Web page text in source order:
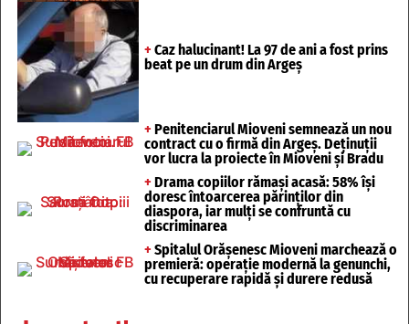
+ Caz halucinant! La 97 de ani a fost prins
beat pe un drum din Argeș
+ Penitenciarul Mioveni semnează un nou
contract cu o firmă din Argeș. Deținuții
vor lucra la proiecte în Mioveni și Bradu
+ Drama copiilor rămași acasă: 58% își
doresc întoarcerea părinților din
diaspora, iar mulți se confruntă cu
discriminarea
+ Spitalul Orășenesc Mioveni marchează o
premieră: operație modernă la genunchi,
cu recuperare rapidă și durere redusă